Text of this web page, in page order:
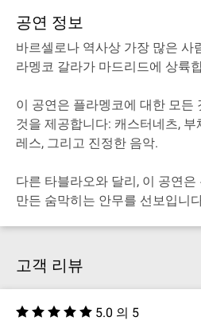
공연 정보
바르셀로나 역사상 가장 많은 사
라멩코 갈라가 마드리드에 상륙
이 공연은 플라멩코에 대한 모든
것을 제공합니다: 캐스터네츠,
레스, 그리고 진정한 음악.
다른 타블라오와 달리, 이 공연
만든 숨막히는 안무를 선보입니
고객 리뷰
5.0 의 5